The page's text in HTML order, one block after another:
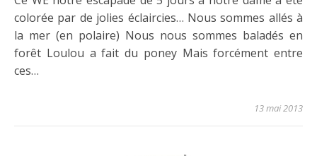
colorée par de jolies éclaircies… Nous sommes allés à
la mer (en polaire) Nous nous sommes baladés en
forêt Loulou a fait du poney Mais forcément entre
ces…
13 mai 2013